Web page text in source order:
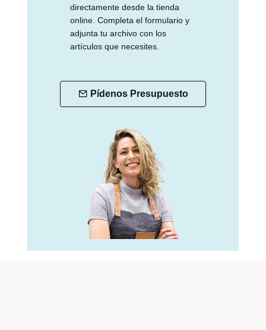
directamente desde la tienda
online. Completa el formulario y
adjunta tu archivo con los
artículos que necesites.
Pídenos Presupuesto